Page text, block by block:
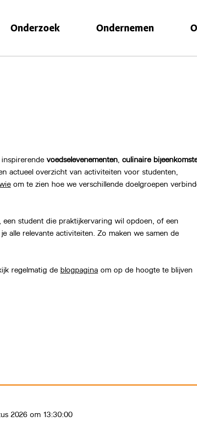
Onderzoek Ondernemen
voedselevenementen, culinaire
actueel overzicht van activiteiten voor studenten,
om te zien hoe we verschillende doelgroepen
, een student die praktijkervaring wil opdoen, of een
alle relevante activiteiten. Zo maken we samen de
regelmatig de blogpagina om op de hoogte te blijven
2026 om 13:30:00